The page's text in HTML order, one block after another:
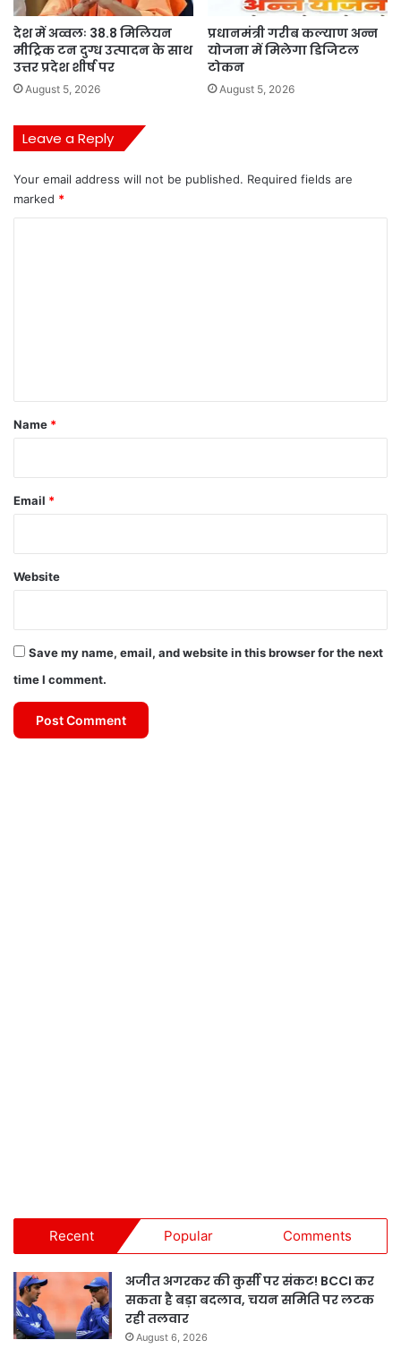
देश में अव्वलः 38.8 मिलियन
मीट्रिक टन दुग्ध उत्पादन के साथ
उत्तर प्रदेश शीर्ष पर
August 5, 2026
प्रधानमंत्री गरीब कल्याण अन्न
योजना में मिलेगा डिजिटल
टोकन
August 5, 2026
Leave a Reply
Your email address will not be published. Required fields are
marked *
*
Name *
Email *
Website
Save my name, email, and website in this browser for the next
time I comment.
Recent Popular Comments
अजीत अगरकर की कुर्सी पर संकट! BCCI कर
सकता है बड़ा बदलाव, चयन समिति पर लटक
रही तलवार
August 6, 2026